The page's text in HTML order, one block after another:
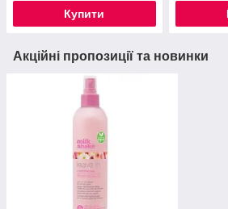
мл
Купити
Акційні пропозиції та новинки